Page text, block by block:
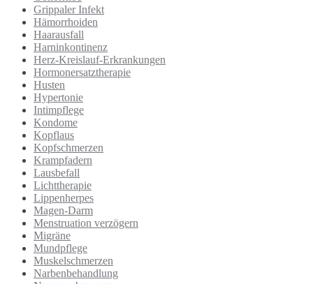
Grippaler Infekt
Hämorrhoiden
Haarausfall
Harninkontinenz
Herz-Kreislauf-Erkrankungen
Hormonersatztherapie
Husten
Hypertonie
Intimpflege
Kondome
Kopflaus
Kopfschmerzen
Krampfadern
Lausbefall
Lichttherapie
Lippenherpes
Magen-Darm
Menstruation verzögern
Migräne
Mundpflege
Muskelschmerzen
Narbenbehandlung